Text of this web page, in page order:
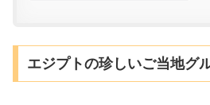
エジプトの珍しいご当地グ